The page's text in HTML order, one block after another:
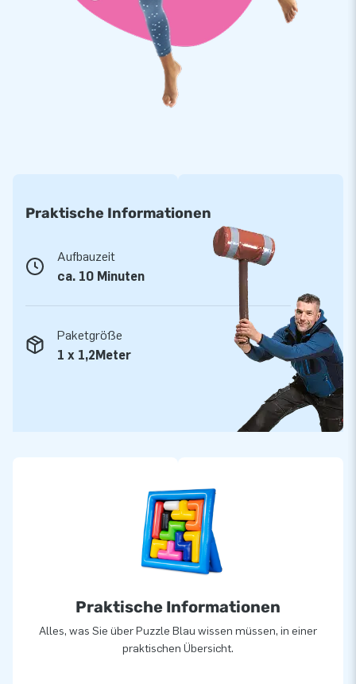
Praktische Informationen
Aufbauzeit
ca. 10 Minuten
Paketgröße
1 x 1,2Meter
Praktische Informationen
Alles, was Sie über Puzzle Blau wissen müssen, in einer
praktischen Übersicht.